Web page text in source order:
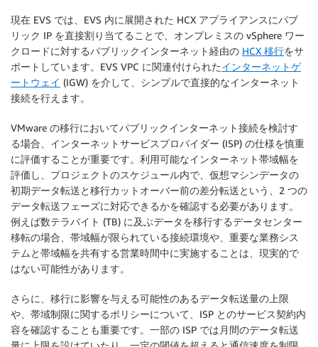
現在 EVS では、EVS 内に展開された HCX アプライアンスにパブ
リック IP を直接割り当てることで、オンプレミスの vSphere ワー
クロードに対するパブリックインターネット経由の HCX 移行をサ
ポートしています。EVS VPC に関連付けられたインターネットゲ
ートウェイ (IGW) を介して、シンプルで直接的なインターネット
接続を行えます。
VMware の移行においてパブリックインターネット接続を検討す
る場合、インターネットサービスプロバイダー (ISP) の仕様を慎重
に評価することが重要です。利用可能なインターネット帯域幅を
評価し、プロジェクトのスケジュール内で、仮想マシンデータの
初期データ転送と移行カットオーバー前の差分転送という、2 つの
データ転送フェーズに対応できるかを確認する必要があります。
例えば数テラバイト (TB) に及ぶデータを移行するデータセンター
移転の場合、帯域幅が限られている接続環境や、重要な業務シス
テムと帯域幅を共有する営業時間中に実施することは、現実的で
はない可能性があります。
さらに、移行に影響を与える可能性のあるデータ転送量の上限
や、帯域制限に関するポリシーについて、ISP とのサービス契約内
容を確認することも重要です。一部の ISP では月間のデータ転送